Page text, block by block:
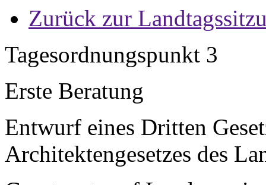
Zurück zur
Tagesordnungspunkt 3
Erste Beratung
Entwurf eines Dritten
Architektengesetzes des